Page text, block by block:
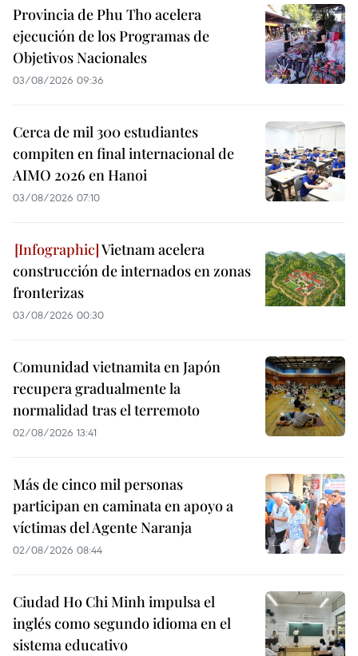
Provincia de Phu Tho acelera
ejecución de los Programas de
Objetivos Nacionales
03/08/2026 09:36
Cerca de mil 300 estudiantes
compiten en final internacional de
AIMO 2026 en Hanoi
03/08/2026 07:10
Vietnam acelera
construcción de internados en zonas
fronterizas
03/08/2026 00:30
Comunidad vietnamita en Japón
recupera gradualmente la
normalidad tras el terremoto
02/08/2026 13:41
Más de cinco mil personas
participan en caminata en apoyo a
víctimas del Agente Naranja
02/08/2026 08:44
Ciudad Ho Chi Minh impulsa el
inglés como segundo idioma en el
sistema educativo